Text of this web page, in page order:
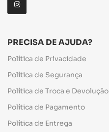
PRECISA DE AJUDA?
Política de Privacidade
Política de Segurança
Política de Troca e Devolução
Política de Pagamento
Política de Entrega